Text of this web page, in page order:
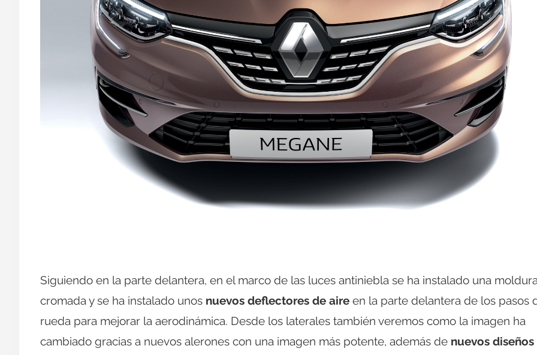
Siguiendo en la parte delantera, en el marco de las luces antiniebla se ha instalado una moldura
cromada y se ha instalado unos nuevos deflectores de aire en la parte delantera de los pasos
rueda para mejorar la aerodinámica. Desde los laterales también veremos como la imagen ha
cambiado gracias a nuevos alerones con una imagen más potente, además de nuevos diseños